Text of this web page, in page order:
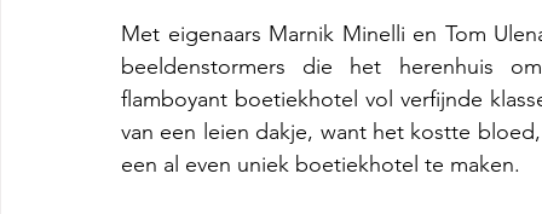
Met eigenaars Marnik Minelli en Tom
beeldenstormers die het herenhuis
flamboyant boetiekhotel vol verfijnde
van een leien dakje, want het kostte
een al even uniek boetiekhotel te maken.